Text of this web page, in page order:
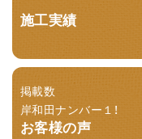
施工実績
掲載数
岸和田ナンバー１！
お客様の声